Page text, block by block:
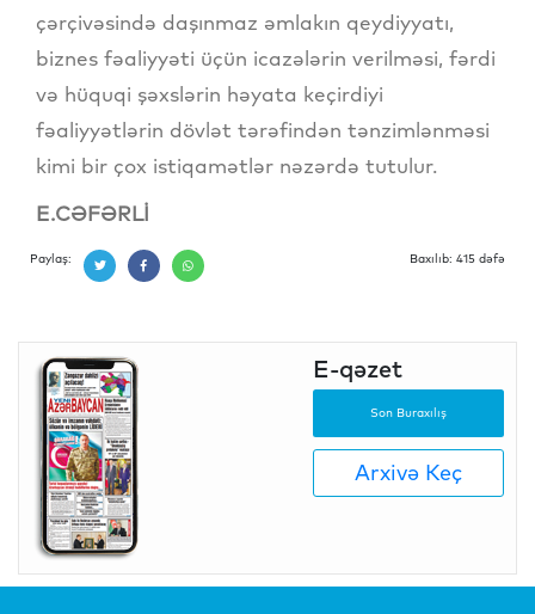
çərçivəsində daşınmaz əmlakın qeydiyyatı,
biznes fəaliyyəti üçün icazələrin verilməsi, fərdi
və hüquqi şəxslərin həyata keçirdiyi
fəaliyyətlərin dövlət tərəfindən tənzimlənməsi
kimi bir çox istiqamətlər nəzərdə tutulur.
E.CƏFƏRLİ
Paylaş: Baxılıb: 415 dəfə
E-qəzet
Son Buraxılış
Arxivə Keç